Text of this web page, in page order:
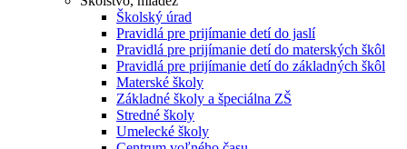
Školský úrad
Pravidlá pre prijímanie detí do jaslí
Pravidlá pre prijímanie detí do materských škôl
Pravidlá pre prijímanie detí do základných škôl
Materské školy
Základné školy a špeciálna ZŠ
Stredné školy
Umelecké školy